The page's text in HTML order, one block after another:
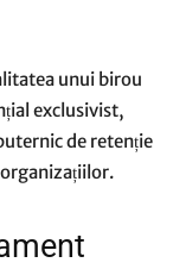
unui birou
exclusivist,
de retenție